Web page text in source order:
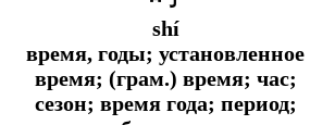
shí
время, годы; установленное
время; (грам.) время; час;
сезон; время года; период;